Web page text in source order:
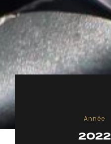
Année
2022